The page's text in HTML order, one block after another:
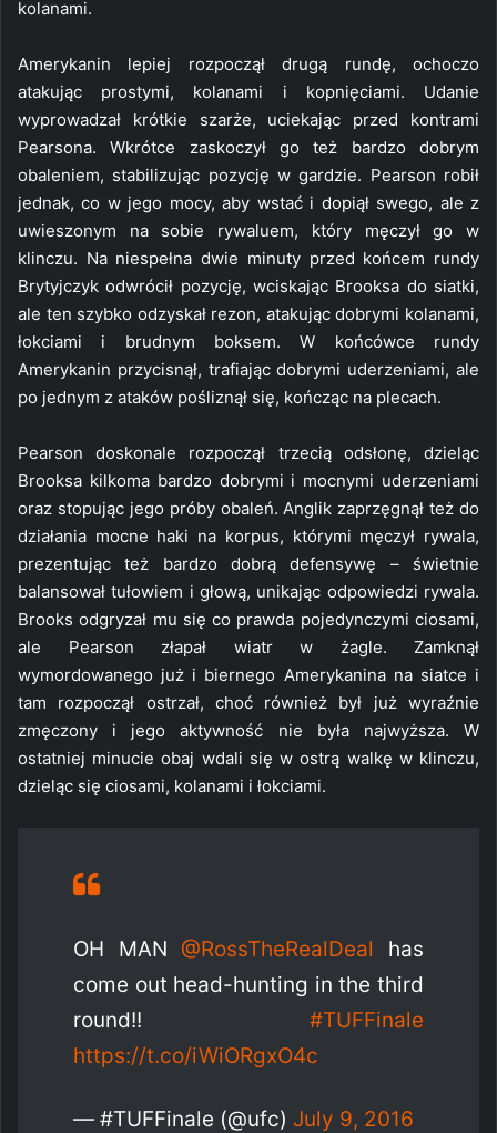
kolanami.
Amerykanin lepiej rozpoczął drugą rundę, ochoczo
atakując prostymi, kolanami i kopnięciami. Udanie
wyprowadzał krótkie szarże, uciekając przed kontrami
Pearsona. Wkrótce zaskoczył go też bardzo dobrym
obaleniem, stabilizując pozycję w gardzie. Pearson robił
jednak, co w jego mocy, aby wstać i dopiął swego, ale z
uwieszonym na sobie rywaluem, który męczył go w
klinczu. Na niespełna dwie minuty przed końcem rundy
Brytyjczyk odwrócił pozycję, wciskając Brooksa do siatki,
ale ten szybko odzyskał rezon, atakując dobrymi kolanami,
łokciami i brudnym boksem. W końcówce rundy
Amerykanin przycisnął, trafiając dobrymi uderzeniami, ale
po jednym z ataków pośliznął się, kończąc na plecach.
Pearson doskonale rozpoczął trzecią odsłonę, dzieląc
Brooksa kilkoma bardzo dobrymi i mocnymi uderzeniami
oraz stopując jego próby obaleń. Anglik zaprzęgnął też do
działania mocne haki na korpus, którymi męczył rywala,
prezentując też bardzo dobrą defensywę – świetnie
balansował tułowiem i głową, unikając odpowiedzi rywala.
Brooks odgryzał mu się co prawda pojedynczymi ciosami,
ale Pearson złapał wiatr w żagle. Zamknął
wymordowanego już i biernego Amerykanina na siatce i
tam rozpoczął ostrzał, choć również był już wyraźnie
zmęczony i jego aktywność nie była najwyższa. W
ostatniej minucie obaj wdali się w ostrą walkę w klinczu,
dzieląc się ciosami, kolanami i łokciami.
OH MAN @RossTheRealDeal
has
come out head-hunting in the third
round!! #TUFFinale
https://t.co/iWiORgxO4c
— #TUFFinale (@ufc) July 9, 2016